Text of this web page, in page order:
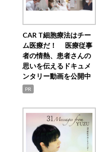
CAR T細胞療法はチー
ム医療だ！ 医療従事
者の情熱、患者さんの
思いを伝えるドキュメ
ンタリー動画を公開中
PR